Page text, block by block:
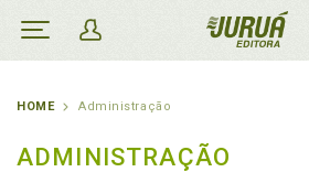
HOME Administração
ADMINISTRAÇÃO